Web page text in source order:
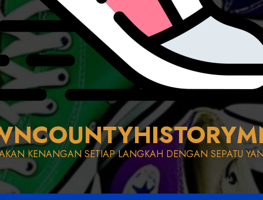
KENANGAN SETIAP LANGKAH DENGAN SEPATU